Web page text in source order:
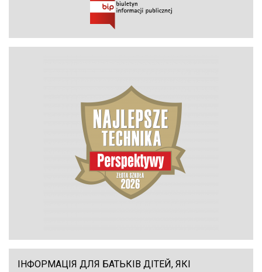
ІНФОРМАЦІЯ ДЛЯ БАТЬКІВ ДІТЕЙ, ЯКІ